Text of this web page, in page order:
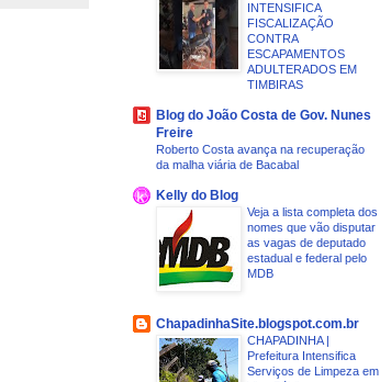
INTENSIFICA
FISCALIZAÇÃO
CONTRA
ESCAPAMENTOS
ADULTERADOS EM
TIMBIRAS
Blog do João Costa de Gov. Nunes
Freire
Roberto Costa avança na recuperação
da malha viária de Bacabal
Kelly do Blog
Veja a lista completa dos
nomes que vão disputar
as vagas de deputado
estadual e federal pelo
MDB
ChapadinhaSite.blogspot.com.br
CHAPADINHA |
Prefeitura Intensifica
Serviços de Limpeza em